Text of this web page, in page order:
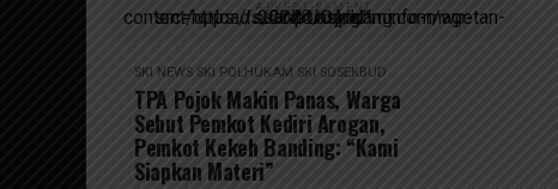
ADVERTISEMENT
script async src=https://suarakumandang.com/wp-content/uploads/2024/04/kominfo-magetan-2024OIO.jpg""
SKI NEWS SKI POLHUKAM SKI SOSEKBUD
TPA Pojok Makin Panas, Warga
Sebut Pemkot Kediri Arogan,
Pemkot Kekeh Banding: “Kami
Siapkan Materi”